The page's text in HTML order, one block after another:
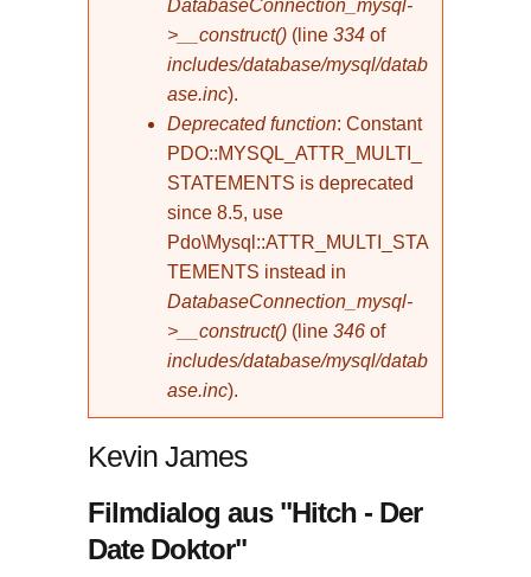
DatabaseConnection_mysql-
>__construct() (line 334 of
includes/database/mysql/datab
ase.inc).
Deprecated function: Constant
PDO::MYSQL_ATTR_MULTI_
STATEMENTS is deprecated
since 8.5, use
Pdo\Mysql::ATTR_MULTI_STA
TEMENTS instead in
DatabaseConnection_mysql-
>__construct() (line 346 of
includes/database/mysql/datab
ase.inc).
Kevin James
Filmdialog aus "Hitch - Der
Date Doktor"